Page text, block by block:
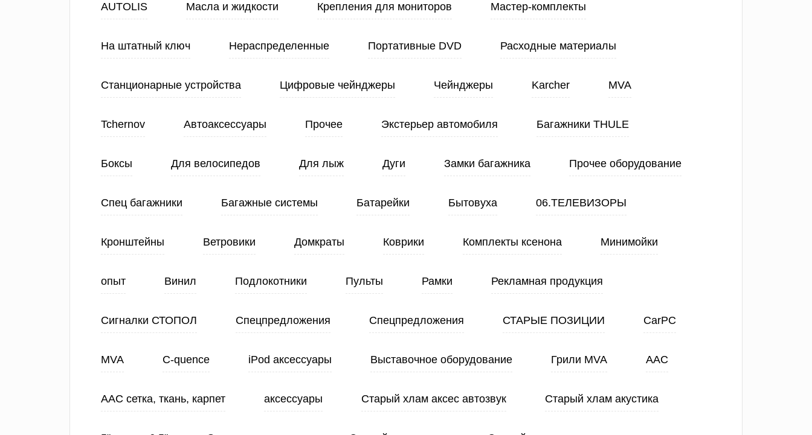
AUTOLIS Масла и жидкости Крепления для мониторов Мастер-комплекты
На штатный ключ Нераспределенные Портативные DVD Расходные материалы
Станционарные устройства Цифровые чейнджеры Чейнджеры Karcher MVA
Tchernov Автоаксессуары Прочее Экстерьер автомобиля Багажники THULE
Боксы Для велосипедов Для лыж Дуги Замки багажника Прочее оборудование
Спец багажники Багажные системы Батарейки Бытовуха 06.ТЕЛЕВИЗОРЫ
Кронштейны Ветровики Домкраты Коврики Комплекты ксенона Минимойки
опыт Винил Подлокотники Пульты Рамки Рекламная продукция
Сигналки СТОПОЛ Спецпредложения Спецпредложения СТАРЫЕ ПОЗИЦИИ CarPC
MVA C-quence iPod аксессуары Выставочное оборудование Грили MVA ААС
ААС сетка, ткань, карпет аксессуары Старый хлам аксес автозвук Старый хлам акустика